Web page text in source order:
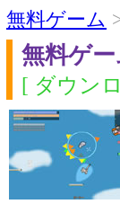
無料ゲーム
無料ゲ
[ ダウン